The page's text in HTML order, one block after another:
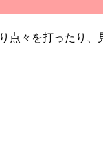
点々を打ったり、